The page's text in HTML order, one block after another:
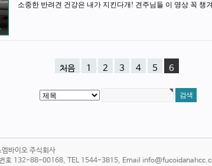
소중한 반려견 건강은 내가 지킨다개! 견주님들 이 영상 꼭 챙
처음 1 2 3 4 5 6
바이오 주식회사
번호 132-88-00168, TEL 1544-3815, Email